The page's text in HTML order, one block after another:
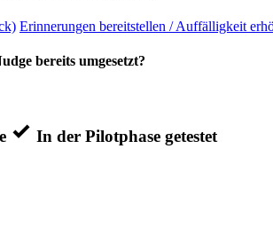
Erinnerungen bereitstellen / Auffälligkeit
bereits umgesetzt?
In der Pilotphase getestet